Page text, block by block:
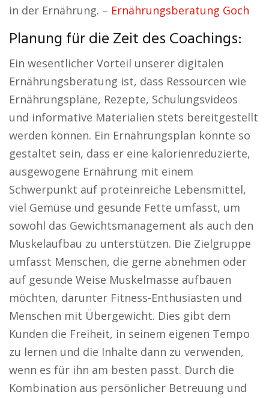
in der Ernährung. – Ernährungsberatung Goch
Planung für die Zeit des Coachings:
Ein wesentlicher Vorteil unserer digitalen
Ernährungsberatung ist, dass Ressourcen wie
Ernährungspläne, Rezepte, Schulungsvideos
und informative Materialien stets bereitgestellt
werden können. Ein Ernährungsplan könnte so
gestaltet sein, dass er eine kalorienreduzierte,
ausgewogene Ernährung mit einem
Schwerpunkt auf proteinreiche Lebensmittel,
viel Gemüse und gesunde Fette umfasst, um
sowohl das Gewichtsmanagement als auch den
Muskelaufbau zu unterstützen. Die Zielgruppe
umfasst Menschen, die gerne abnehmen oder
auf gesunde Weise Muskelmasse aufbauen
möchten, darunter Fitness-Enthusiasten und
Menschen mit Übergewicht. Dies gibt dem
Kunden die Freiheit, in seinem eigenen Tempo
zu lernen und die Inhalte dann zu verwenden,
wenn es für ihn am besten passt. Durch die
Kombination aus persönlicher Betreuung und